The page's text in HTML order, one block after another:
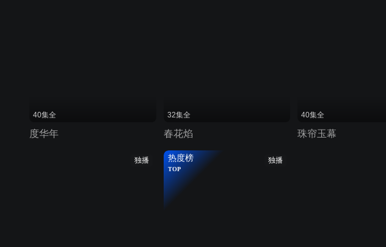
40集全
度华年
32集全
春花焰
40集全
珠帘玉幕
独播 独播
热度榜
TOP